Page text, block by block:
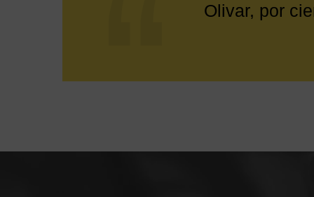
Olivar, por